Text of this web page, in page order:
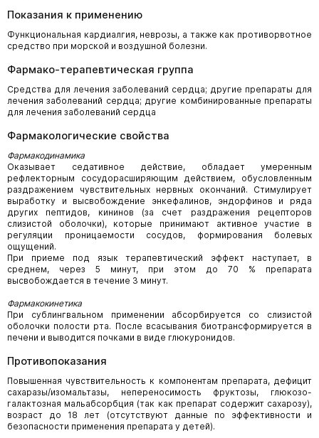
Показания к применению
Функциональная кардиалгия, неврозы, а также как противорвотное
средство при морской и воздушной болезни.
Фармако-терапевтическая группа
Средства для лечения заболеваний сердца; другие препараты для
лечения заболеваний сердца; другие комбинированные препараты
для лечения заболеваний сердца
Фармакологические свойства
Фармакодинамика
Оказывает седативное действие, обладает умеренным
рефлекторным сосудорасширяющим действием, обусловленным
раздражением чувствительных нервных окончаний. Стимулирует
выработку и высвобождение энкефалинов, эндорфинов и ряда
других пептидов, кининов (за счет раздражения рецепторов
слизистой оболочки), которые принимают активное участие в
регуляции проницаемости сосудов, формирования болевых
ощущений.
При приеме под язык терапевтический эффект наступает, в
среднем, через 5 минут, при этом до 70 % препарата
высвобождается в течение 3 минут.
Фармакокинетика
При сублингвальном применении абсорбируется со слизистой
оболочки полости рта. После всасывания биотрансформируется в
печени и выводится почками в виде глюкуронидов.
Противопоказания
Повышенная чувствительность к компонентам препарата, дефицит
сахаразы/изомальтазы, непереносимость фруктозы, глюкозо-
галактозная мальабсорбция (так как препарат содержит сахарозу),
возраст до 18 лет (отсутствуют данные по эффективности и
безопасности применения препарата у детей).